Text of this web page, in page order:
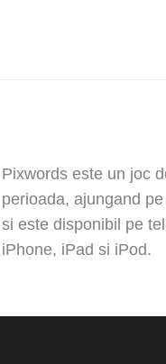
Pixwords este un joc
perioada, ajungand
si este disponibil pe
iPhone, iPad si iPod.